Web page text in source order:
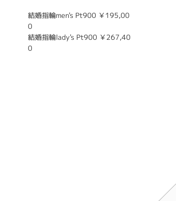
結婚指輪men's Pt900 ￥195,00
0
結婚指輪lady's Pt900 ￥267,40
0